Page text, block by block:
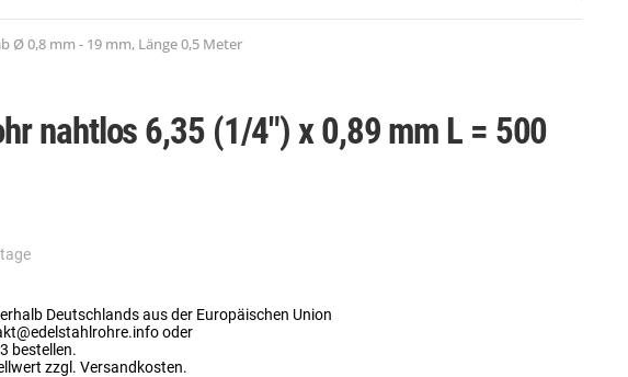
Ø 0,8 mm - 19 mm, Länge 0,5 Meter
nahtlos 6,35 (1/4") x 0,89 mm L = 500
Deutschlands aus der Europäischen Union
oder
bestellen.
zzgl. Versandkosten.